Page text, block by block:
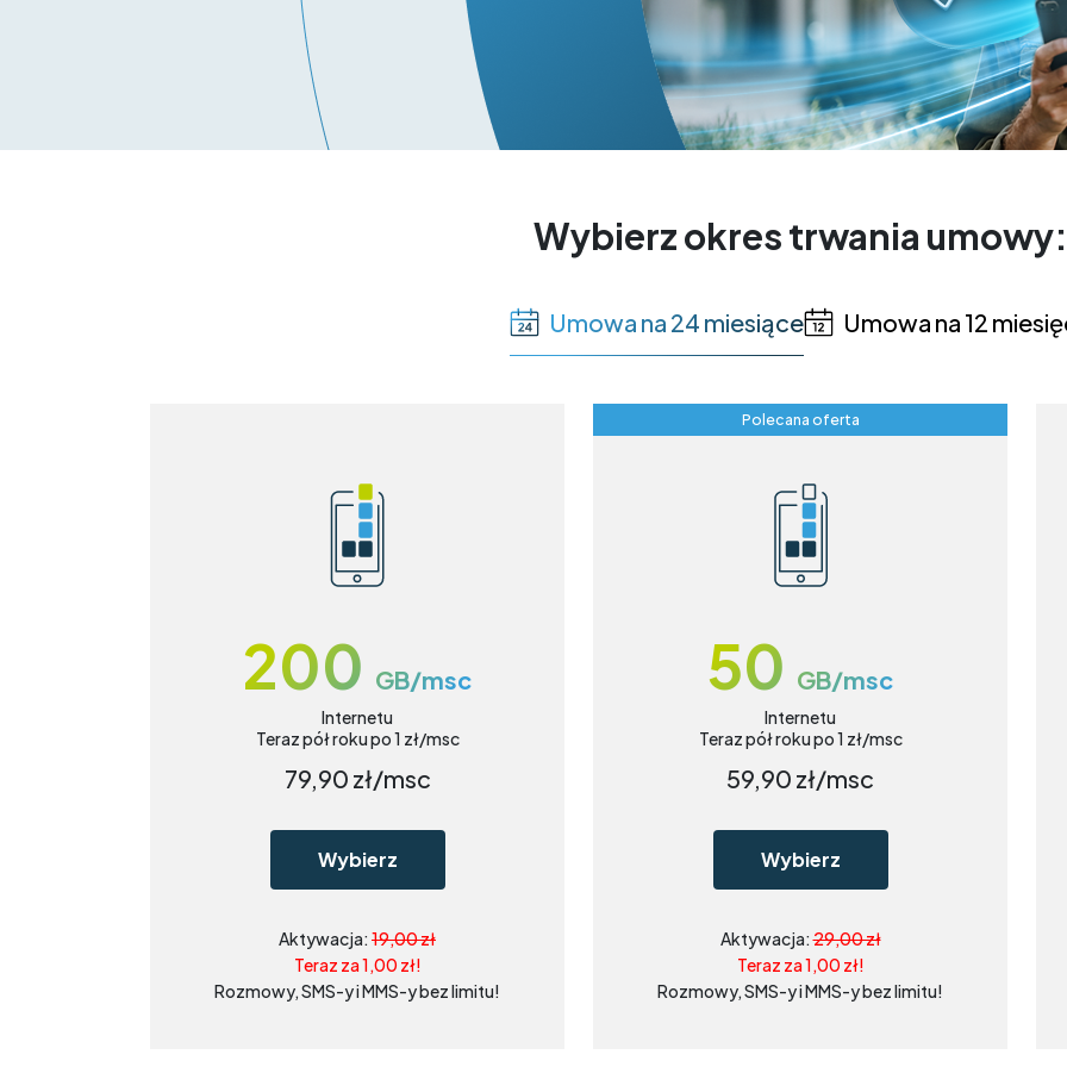
Wybierz okres trwania umowy:
Umowa na 24 miesiące Umowa na 12
200 GB/msc
Internetu
Teraz pół roku po 1 zł/msc
79,90 zł/msc
Wybierz
Aktywacja: 19,00 zł
Teraz za 1,00 zł!
Rozmowy, SMS-y i MMS-y bez limitu!
Polecana oferta
50 GB/msc
Internetu
Teraz pół roku po 1 zł/msc
59,90 zł/msc
Wybierz
Aktywacja:29,00 zł
Teraz za 1,00 zł!
Rozmowy, SMS-y i MMS-y bez limitu!